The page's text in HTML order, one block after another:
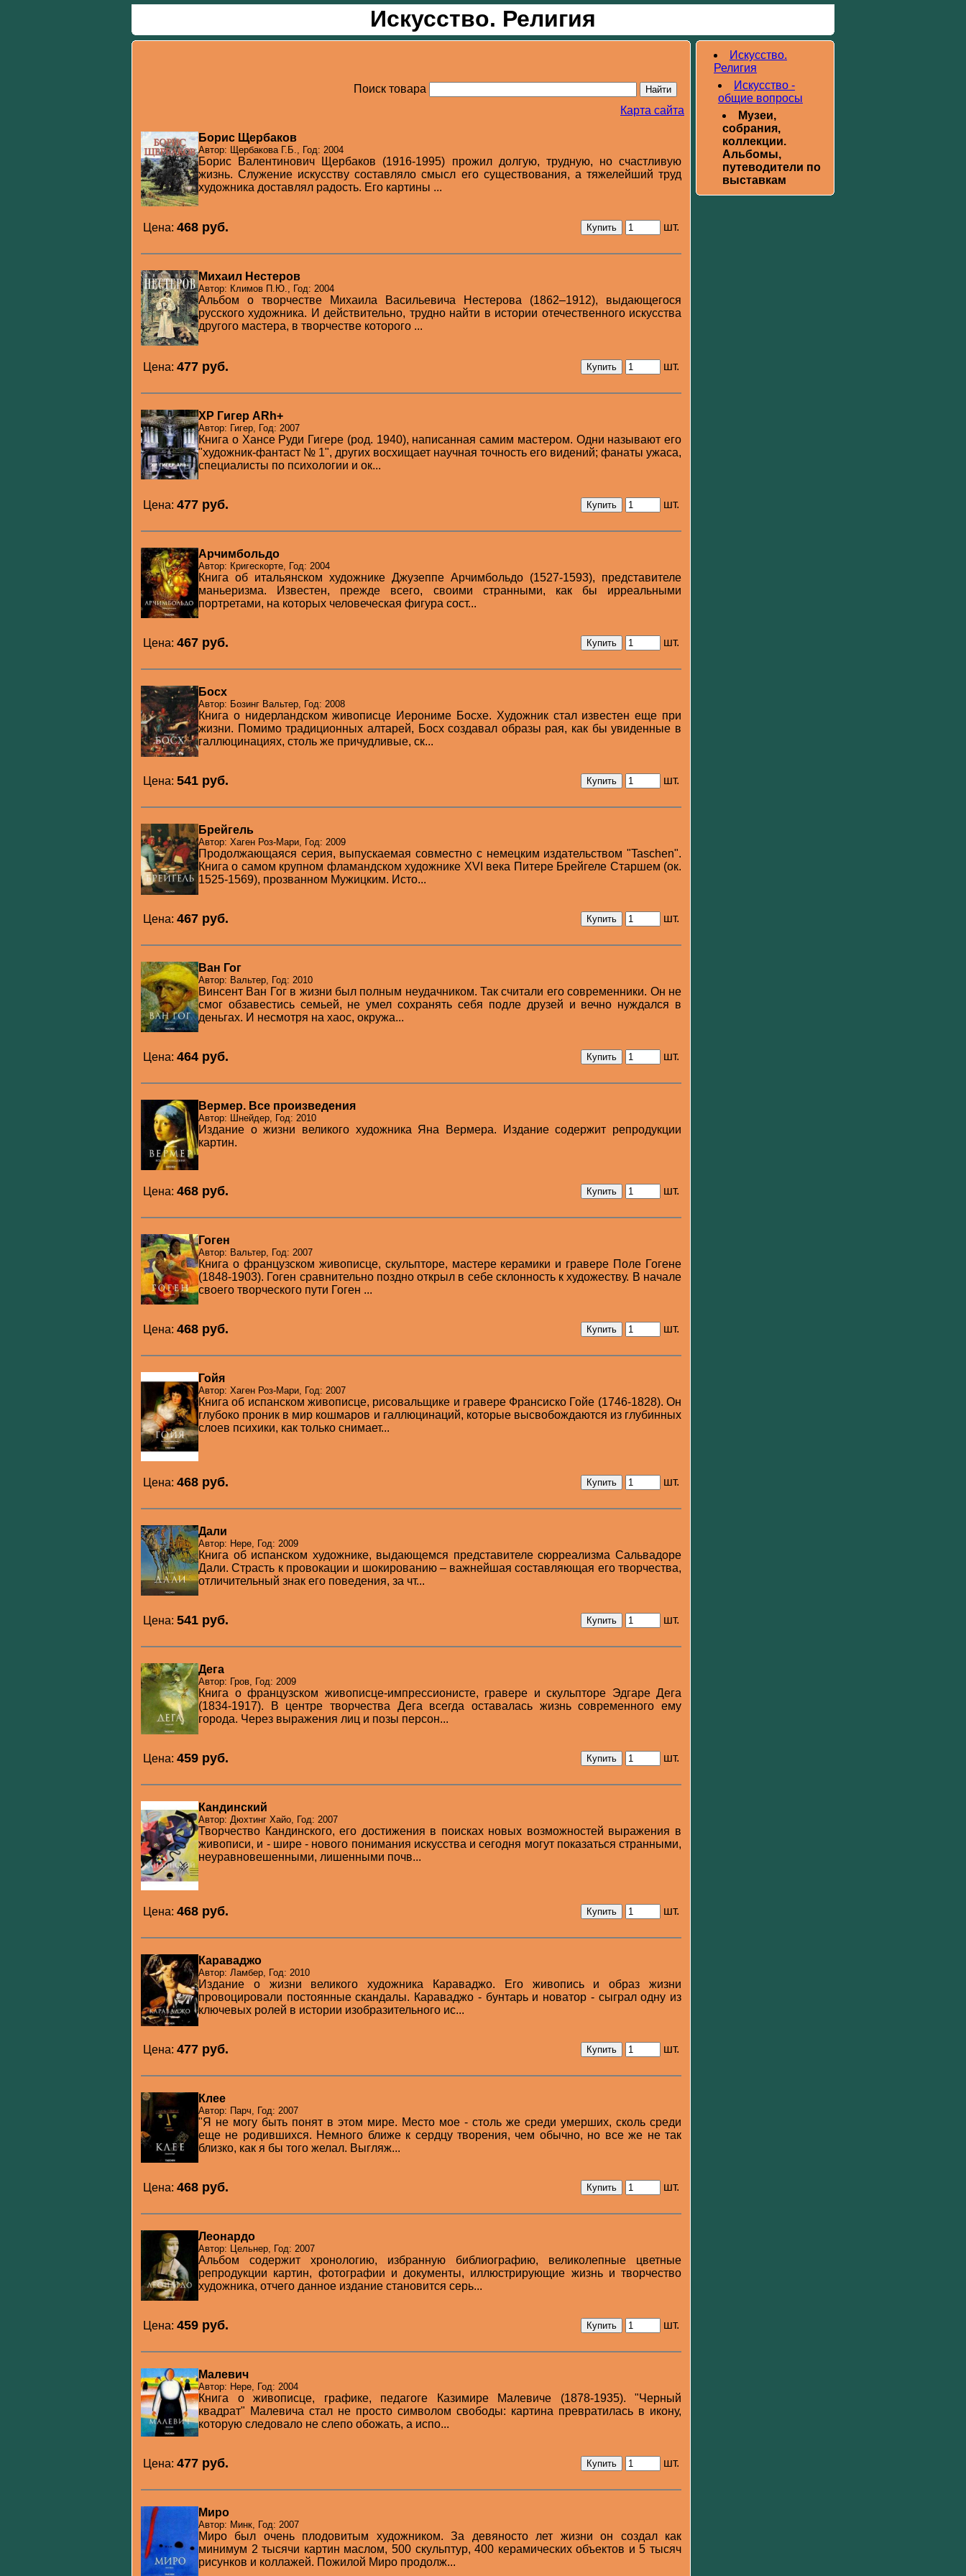
Искусство. Религия
Поиск товара
Карта сайта
Борис Щербаков
Автор: Щербакова Г.Б., Год: 2004
Борис Валентинович Щербаков (1916-1995) прожил долгую, трудную, но счастливую
жизнь. Служение искусству составляло смысл его существования, а тяжелейший труд
художника доставлял радость. Его картины ...
Цена: 468 pуб. шт.
Михаил Нестеров
Автор: Климов П.Ю., Год: 2004
Альбом о творчестве Михаила Васильевича Нестерова (1862–1912), выдающегося
русского художника. И действительно, трудно найти в истории отечественного искусства
другого мастера, в творчестве которого ...
Цена: 477 pуб. шт.
XP Гигер ARh+
Автор: Гигер, Год: 2007
Книга о Хансе Руди Гигере (род. 1940), написанная самим мастером. Одни называют его
"художник-фантаст № 1", других восхищает научная точность его видений; фанаты ужаса,
специалисты по психологии и ок...
Цена: 477 pуб. шт.
Арчимбольдо
Автор: Кригескорте, Год: 2004
Книга об итальянском художнике Джузеппе Арчимбольдо (1527-1593), представителе
маньеризма. Известен, прежде всего, своими странными, как бы ирреальными
портретами, на которых человеческая фигура сост...
Цена: 467 pуб. шт.
Босх
Автор: Бозинг Вальтер, Год: 2008
Книга о нидерландском живописце Иерониме Босхе. Художник стал известен еще при
жизни. Помимо традиционных алтарей, Босх создавал образы рая, как бы увиденные в
галлюцинациях, столь же причудливые, ск...
Цена: 541 pуб. шт.
Брейгель
Автор: Хаген Роз-Мари, Год: 2009
Продолжающаяся серия, выпускаемая совместно с немецким издательством "Taschen".
Книга о самом крупном фламандском художнике XVI века Питере Брейгеле Старшем (ок.
1525-1569), прозванном Мужицким. Исто...
Цена: 467 pуб. шт.
Ван Гог
Автор: Вальтер, Год: 2010
Винсент Ван Гог в жизни был полным неудачником. Так считали его современники. Он не
смог обзавестись семьей, не умел сохранять себя подле друзей и вечно нуждался в
деньгах. И несмотря на хаос, окружа...
Цена: 464 pуб. шт.
Вермер. Все произведения
Автор: Шнейдер, Год: 2010
Издание о жизни великого художника Яна Вермера. Издание содержит репродукции
картин.
Цена: 468 pуб. шт.
Гоген
Автор: Вальтер, Год: 2007
Книга о французском живописце, скульпторе, мастере керамики и гравере Поле Гогене
(1848-1903). Гоген сравнительно поздно открыл в себе склонность к художеству. В начале
своего творческого пути Гоген ...
Цена: 468 pуб. шт.
Гойя
Автор: Хаген Роз-Мари, Год: 2007
Книга об испанском живописце, рисовальщике и гравере Франсиско Гойе (1746-1828). Он
глубоко проник в мир кошмаров и галлюцинаций, которые высвобождаются из глубинных
слоев психики, как только снимает...
Цена: 468 pуб. шт.
Дали
Автор: Нере, Год: 2009
Книга об испанском художнике, выдающемся представителе сюрреализма Сальвадоре
Дали. Страсть к провокации и шокированию – важнейшая составляющая его творчества,
отличительный знак его поведения, за чт...
Цена: 541 pуб. шт.
Дега
Автор: Гров, Год: 2009
Книга о французском живописце-импрессионисте, гравере и скульпторе Эдгаре Дега
(1834-1917). В центре творчества Дега всегда оставалась жизнь современного ему
города. Через выражения лиц и позы персон...
Цена: 459 pуб. шт.
Кандинский
Автор: Дюхтинг Хайо, Год: 2007
Творчество Кандинского, его достижения в поисках новых возможностей выражения в
живописи, и - шире - нового понимания искусства и сегодня могут показаться странными,
неуравновешенными, лишенными почв...
Цена: 468 pуб. шт.
Караваджо
Автор: Ламбер, Год: 2010
Издание о жизни великого художника Караваджо. Его живопись и образ жизни
провоцировали постоянные скандалы. Караваджо - бунтарь и новатор - сыграл одну из
ключевых ролей в истории изобразительного ис...
Цена: 477 pуб. шт.
Клее
Автор: Парч, Год: 2007
"Я не могу быть понят в этом мире. Место мое - столь же среди умерших, сколь среди
еще не родившихся. Немного ближе к сердцу творения, чем обычно, но все же не так
близко, как я бы того желал. Выгляж...
Цена: 468 pуб. шт.
Леонардо
Автор: Цельнер, Год: 2007
Альбом содержит хронологию, избранную библиографию, великолепные цветные
репродукции картин, фотографии и документы, иллюстрирующие жизнь и творчество
художника, отчего данное издание становится серь...
Цена: 459 pуб. шт.
Малевич
Автор: Нере, Год: 2004
Книга о живописце, графике, педагоге Казимире Малевиче (1878-1935). "Черный
квадрат" Малевича стал не просто символом свободы: картина превратилась в икону,
которую следовало не слепо обожать, а испо...
Цена: 477 pуб. шт.
Миро
Автор: Минк, Год: 2007
Миро был очень плодовитым художником. За девяносто лет жизни он создал как
минимум 2 тысячи картин маслом, 500 скульптур, 400 керамических объектов и 5 тысяч
рисунков и коллажей. Пожилой Миро продолж...
Искусство.
Религия
Искусство -
общие вопросы
Музеи,
собрания,
коллекции.
Альбомы,
путеводители по
выставкам